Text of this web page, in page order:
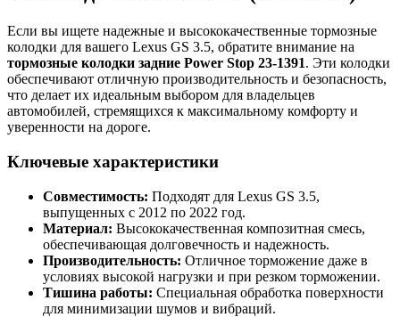
Если вы ищете надежные и высококачественные тормозные
колодки для вашего Lexus GS 3.5, обратите внимание на
тормозные колодки задние Power Stop 23-1391. Эти колодки
обеспечивают отличную производительность и безопасность,
что делает их идеальным выбором для владельцев
автомобилей, стремящихся к максимальному комфорту и
уверенности на дороге.
Ключевые характеристики
Совместимость: Подходят для Lexus GS 3.5,
выпущенных с 2012 по 2022 год.
Материал: Высококачественная композитная смесь,
обеспечивающая долговечность и надежность.
Производительность: Отличное торможение даже в
условиях высокой нагрузки и при резком торможении.
Тишина работы: Специальная обработка поверхности
для минимизации шумов и вибраций.